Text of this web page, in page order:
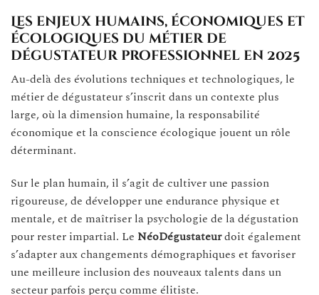
Les enjeux humains, économiques et
écologiques du métier de
dégustateur professionnel en 2025
Au-delà des évolutions techniques et technologiques, le
métier de dégustateur s’inscrit dans un contexte plus
large, où la dimension humaine, la responsabilité
économique et la conscience écologique jouent un rôle
déterminant.
Sur le plan humain, il s’agit de cultiver une passion
rigoureuse, de développer une endurance physique et
mentale, et de maîtriser la psychologie de la dégustation
pour rester impartial. Le NéoDégustateurdoit également
s’adapter aux changements démographiques et favoriser
une meilleure inclusion des nouveaux talents dans un
secteur parfois perçu comme élitiste.